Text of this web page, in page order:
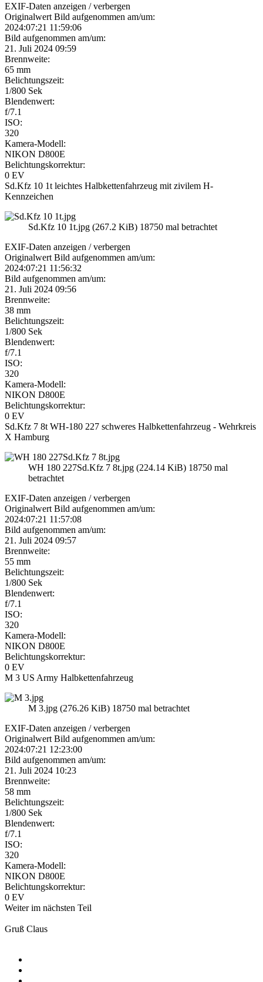
EXIF-Daten anzeigen / verbergen
Originalwert Bild aufgenommen am/um:
2024:07:21 11:59:06
Bild aufgenommen am/um:
21. Juli 2024 09:59
Brennweite:
65 mm
Belichtungszeit:
1/800 Sek
Blendenwert:
f/7.1
ISO:
320
Kamera-Modell:
NIKON D800E
Belichtungskorrektur:
0 EV
Sd.Kfz 10 1t leichtes Halbkettenfahrzeug mit zivilem H-
Kennzeichen
Sd.Kfz 10 1t.jpg (267.2 KiB) 18750 mal betrachtet
EXIF-Daten anzeigen / verbergen
Originalwert Bild aufgenommen am/um:
2024:07:21 11:56:32
Bild aufgenommen am/um:
21. Juli 2024 09:56
Brennweite:
38 mm
Belichtungszeit:
1/800 Sek
Blendenwert:
f/7.1
ISO:
320
Kamera-Modell:
NIKON D800E
Belichtungskorrektur:
0 EV
Sd.Kfz 7 8t WH-180 227 schweres Halbkettenfahrzeug - Wehrkreis
X Hamburg
WH 180 227Sd.Kfz 7 8t.jpg (224.14 KiB) 18750 mal
betrachtet
EXIF-Daten anzeigen / verbergen
Originalwert Bild aufgenommen am/um:
2024:07:21 11:57:08
Bild aufgenommen am/um:
21. Juli 2024 09:57
Brennweite:
55 mm
Belichtungszeit:
1/800 Sek
Blendenwert:
f/7.1
ISO:
320
Kamera-Modell:
NIKON D800E
Belichtungskorrektur:
0 EV
M 3 US Army Halbkettenfahrzeug
M 3.jpg (276.26 KiB) 18750 mal betrachtet
EXIF-Daten anzeigen / verbergen
Originalwert Bild aufgenommen am/um:
2024:07:21 12:23:00
Bild aufgenommen am/um:
21. Juli 2024 10:23
Brennweite:
58 mm
Belichtungszeit:
1/800 Sek
Blendenwert:
f/7.1
ISO:
320
Kamera-Modell:
NIKON D800E
Belichtungskorrektur:
0 EV
Weiter im nächsten Teil
Gruß Claus